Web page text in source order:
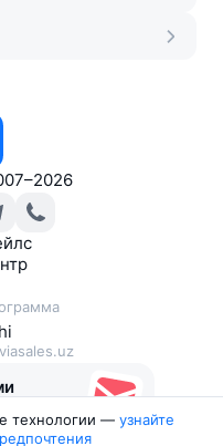
технологии — узнайте